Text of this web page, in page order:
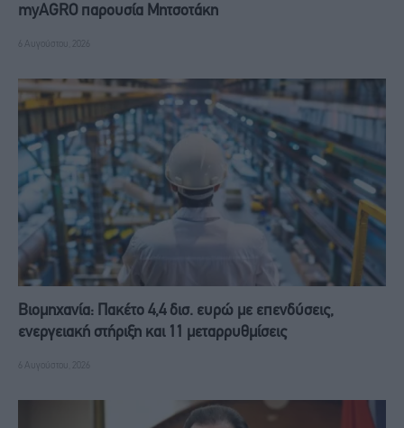
myAGRO παρουσία Μητσοτάκη
6 Αυγούστου, 2026
Βιομηχανία: Πακέτο 4,4 δισ. ευρώ με επενδύσεις,
ενεργειακή στήριξη και 11 μεταρρυθμίσεις
6 Αυγούστου, 2026